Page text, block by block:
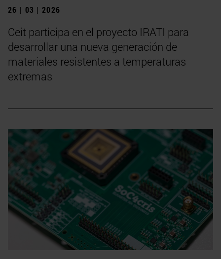
26 | 03 | 2026
Ceit participa en el proyecto IRATI para
desarrollar una nueva generación de
materiales resistentes a temperaturas
extremas